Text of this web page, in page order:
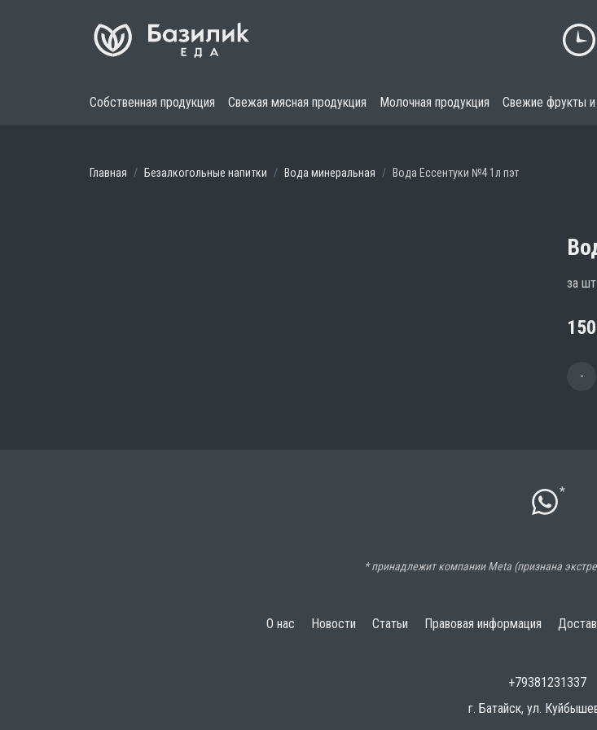
Собственная продукция Свежая мясная продукция Молочная продукция Свежие фрукты
Главная Безалкогольные напитки Вода минеральная Вода Ессентуки №4 1л пэт
за шт
-
*
* принадлежит компании Meta (признана
О нас Новости Статьи Правовая информация
+79381231337
г. Батайск, ул.